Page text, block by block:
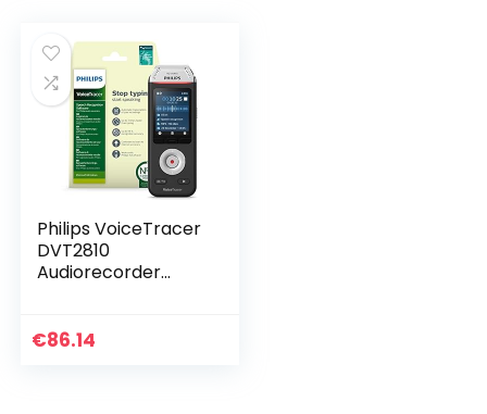
Philips VoiceTracer
DVT2810
Audiorecorder
Diktiergerät mit
€86.14